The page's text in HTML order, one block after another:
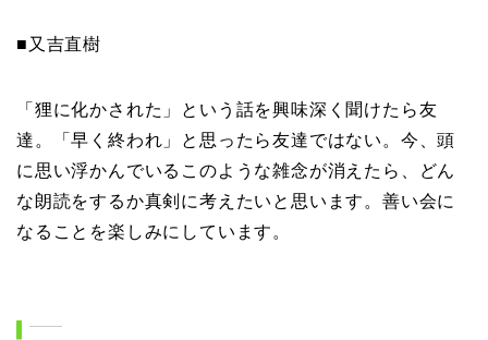
■又吉直樹
「狸に化かされた」という話を興味深く聞けたら友
達。「早く終われ」と思ったら友達ではない。今、頭
に思い浮かんでいるこのような雑念が消えたら、どん
な朗読をするか真剣に考えたいと思います。善い会に
なることを楽しみにしています。